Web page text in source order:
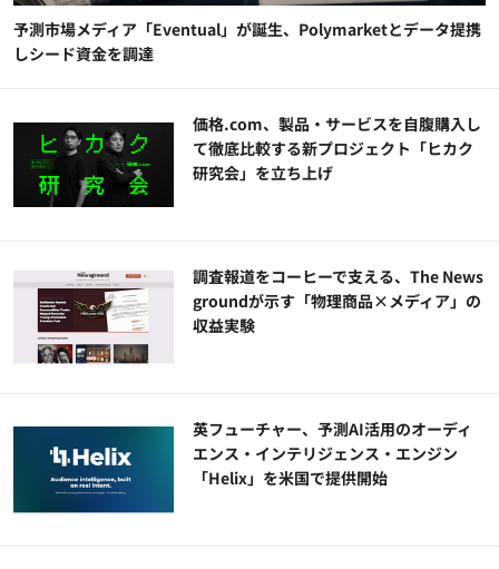
予測市場メディア「Eventual」が誕生、Polymarketとデータ提携
しシード資金を調達
価格.com、製品・サービスを自腹購入し
て徹底比較する新プロジェクト「ヒカク
研究会」を立ち上げ
調査報道をコーヒーで支える、The News
groundが示す「物理商品×メディア」の
収益実験
英フューチャー、予測AI活用のオーディ
エンス・インテリジェンス・エンジン
「Helix」を米国で提供開始